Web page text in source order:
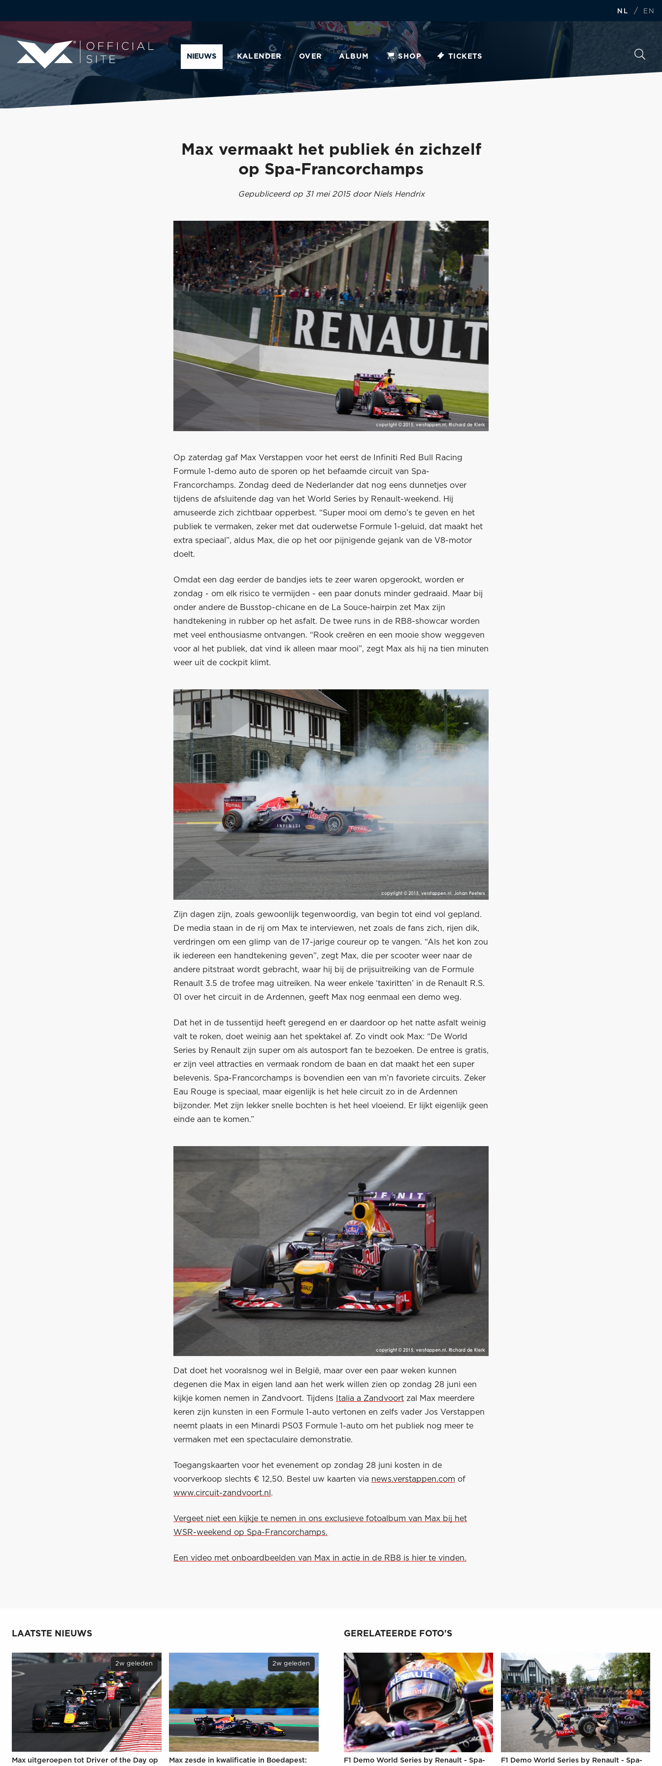
NL / EN
NIEUWS KALENDER OVER ALBUM SHOP TICKETS
Max vermaakt het publiek én zichzelf
op Spa-Francorchamps
Gepubliceerd op 31 mei 2015 door Niels Hendrix
Op zaterdag gaf Max Verstappen voor het eerst de Infiniti Red Bull Racing
Formule 1-demo auto de sporen op het befaamde circuit van Spa-
Francorchamps. Zondag deed de Nederlander dat nog eens dunnetjes over
tijdens de afsluitende dag van het World Series by Renault-weekend. Hij
amuseerde zich zichtbaar opperbest. “Super mooi om demo’s te geven en het
publiek te vermaken, zeker met dat ouderwetse Formule 1-geluid, dat maakt het
extra speciaal”, aldus Max, die op het oor pijnigende gejank van de V8-motor
doelt.
Omdat een dag eerder de bandjes iets te zeer waren opgerookt, worden er
zondag - om elk risico te vermijden - een paar donuts minder gedraaid. Maar bij
onder andere de Busstop-chicane en de La Souce-hairpin zet Max zijn
handtekening in rubber op het asfalt. De twee runs in de RB8-showcar worden
met veel enthousiasme ontvangen. “Rook creëren en een mooie show weggeven
voor al het publiek, dat vind ik alleen maar mooi”, zegt Max als hij na tien minuten
weer uit de cockpit klimt.
Zijn dagen zijn, zoals gewoonlijk tegenwoordig, van begin tot eind vol gepland.
De media staan in de rij om Max te interviewen, net zoals de fans zich, rijen dik,
verdringen om een glimp van de 17-jarige coureur op te vangen. “Als het kon zou
ik iedereen een handtekening geven”, zegt Max, die per scooter weer naar de
andere pitstraat wordt gebracht, waar hij bij de prijsuitreiking van de Formule
Renault 3.5 de trofee mag uitreiken. Na weer enkele ‘taxiritten’ in de Renault R.S.
01 over het circuit in de Ardennen, geeft Max nog eenmaal een demo weg.
Dat het in de tussentijd heeft geregend en er daardoor op het natte asfalt weinig
valt te roken, doet weinig aan het spektakel af. Zo vindt ook Max: “De World
Series by Renault zijn super om als autosport fan te bezoeken. De entree is gratis,
er zijn veel attracties en vermaak rondom de baan en dat maakt het een super
belevenis. Spa-Francorchamps is bovendien een van m’n favoriete circuits. Zeker
Eau Rouge is speciaal, maar eigenlijk is het hele circuit zo in de Ardennen
bijzonder. Met zijn lekker snelle bochten is het heel vloeiend. Er lijkt eigenlijk geen
einde aan te komen.”
Dat doet het vooralsnog wel in België, maar over een paar weken kunnen
degenen die Max in eigen land aan het werk willen zien op zondag 28 juni een
kijkje komen nemen in Zandvoort. Tijdens
Italia a Zandvoort zal Max meerdere
keren zijn kunsten in een Formule 1-auto vertonen en zelfs vader Jos Verstappen
neemt plaats in een Minardi PS03 Formule 1-auto om het publiek nog meer te
vermaken met een spectaculaire demonstratie.
Toegangskaarten voor het evenement op zondag 28 juni kosten in de
voorverkoop slechts € 12,50. Bestel uw kaarten via news.verstappen.com of
www.circuit-zandvoort.nl .
Vergeet niet een kijkje te nemen in ons exclusieve fotoalbum van Max bij het
WSR-weekend op Spa-Francorchamps.
Een video met onboardbeelden van Max in actie in de RB8 is hier te vinden.
LAATSTE NIEUWS
2w geleden
Max uitgeroepen tot Driver of the Day op
2w geleden
Max zesde in kwalificatie in Boedapest:
GERELATEERDE FOTO'S
F1 Demo World Series by Renault - Spa- F1 Demo World Series by Renault - Spa-